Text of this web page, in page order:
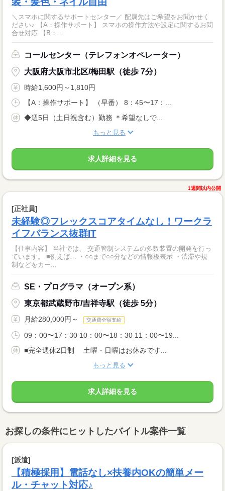
＼スマホに関するサポートセンター／ 配属先はご希望をお聞かせく
ださい♪ 【A：操作サポート】 スマホの操作方法や設定に関するお問
合せ対応 【B：...
コールセンター（テレフォンオペレーター）
大阪府大阪市北区/梅田駅（徒歩 7分）
時給1,600円～1,810円
【A：操作サポート】 （早番） 8：45〜17：...
◆週5日（土日祝含む）勤務 ＊希望なしで...
もっと見る
求人詳細を見る
1週間以内公開
[正社員]
未経験◎フレックスコアタイムなし！ワークラ
イフバランス抜群IT
【仕事内容】 当社では、 交通管制システムの多数装置の開発を行っ
ています。 ■例えば… ・○○まで○○分などの情報板表示 ・渋滞や規
制などをカー...
SE・プログラマ（オープン系）
東京都武蔵野市/吉祥寺駅（徒歩 5分）
月給280,000円～ 交通費全額支給
09：00〜17：30 10：00〜18：30 11：00〜19...
■完全週休2日制 土曜・日曜はお休みです...
もっと見る
求人詳細を見る
お探しの条件にヒットしたバイトル案件一覧
[派遣]
【積極採用】電話なし×扶養内OKの簡単メー
ル・チャット対応♪